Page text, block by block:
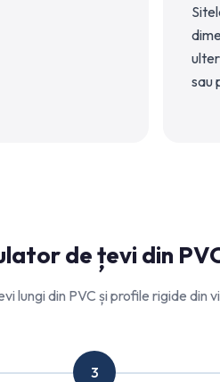
sau
de țevi din
lungi din PVC și profile rigide din
3